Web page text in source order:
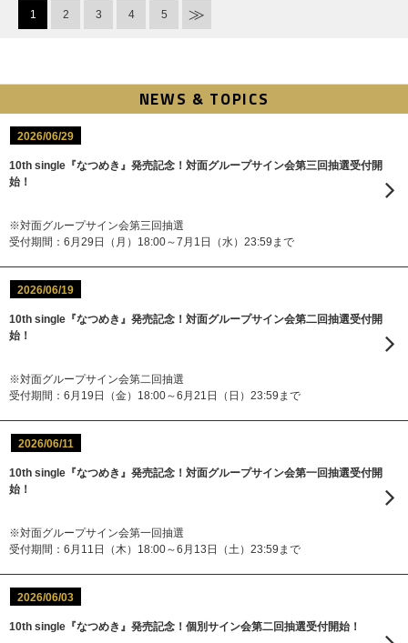
1 2 3 4 5
NEWS & TOPICS
2026/06/29
10th single『なつめき』発売記念！対面グループサイン会第三回抽選受付開
始！
※対面グループサイン会第三回抽選
受付期間：6月29日（月）18:00～7月1日（水）23:59まで
2026/06/19
10th single『なつめき』発売記念！対面グループサイン会第二回抽選受付開
始！
※対面グループサイン会第二回抽選
受付期間：6月19日（金）18:00～6月21日（日）23:59まで
2026/06/11
10th single『なつめき』発売記念！対面グループサイン会第一回抽選受付開
始！
※対面グループサイン会第一回抽選
受付期間：6月11日（木）18:00～6月13日（土）23:59まで
2026/06/03
10th single『なつめき』発売記念！個別サイン会第二回抽選受付開始！